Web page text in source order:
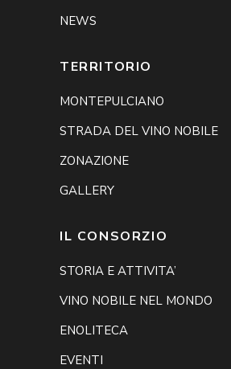
NEWS
TERRITORIO
MONTEPULCIANO
STRADA DEL VINO NOBILE
ZONAZIONE
GALLERY
IL CONSORZIO
STORIA E ATTIVITA’
VINO NOBILE NEL MONDO
ENOLITECA
EVENTI